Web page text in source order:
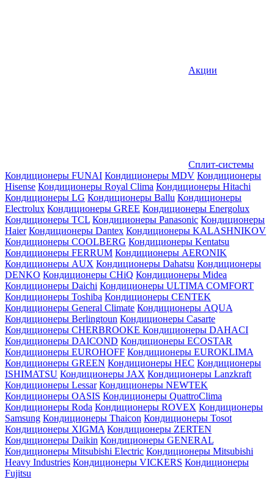
Акции
Сплит-системы
Кондиционеры FUNAI Кондиционеры MDV Кондиционеры
Hisense Кондиционеры Royal Clima Кондиционеры Hitachi
Кондиционеры LG Кондиционеры Ballu Кондиционеры
Electrolux Кондиционеры GREE Кондиционеры Energolux
Кондиционеры TCL Кондиционеры Panasonic Кондиционеры
Haier Кондиционеры Dantex Кондиционеры KALASHNIKOV
Кондиционеры СOOLBERG Кондиционеры Kentatsu
Кондиционеры FERRUM Кондиционеры AERONIK
Кондиционеры AUX Кондиционеры Dahatsu Кондиционеры
DENKO Кондиционеры CHiQ Кондиционеры Midea
Кондиционеры Daichi Кондиционеры ULTIMA COMFORT
Кондиционеры Toshiba Кондиционеры CENTEK
Кондиционеры General Climate Кондиционеры AQUA
Кондиционеры Berlingtoun Кондиционеры Casarte
Кондиционеры CHERBROOKE Кондиционеры DAHACI
Кондиционеры DAICOND Кондиционеры ECOSTAR
Кондиционеры EUROHOFF Кондиционеры EUROKLIMA
Кондиционеры GREEN Кондиционеры HEC Кондиционеры
ISHIMATSU Кондиционеры JAX Кондиционеры Lanzkraft
Кондиционеры Lessar Кондиционеры NEWTEK
Кондиционеры OASIS Кондиционеры QuattroClima
Кондиционеры Roda Кондиционеры ROVEX Кондиционеры
Samsung Кондиционеры Thaicon Кондиционеры Tosot
Кондиционеры XIGMA Кондиционеры ZERTEN
Кондиционеры Daikin Кондиционеры GENERAL
Кондиционеры Mitsubishi Electric Кондиционеры Mitsubishi
Heavy Industries Кондиционеры VICKERS Кондиционеры
Fujitsu